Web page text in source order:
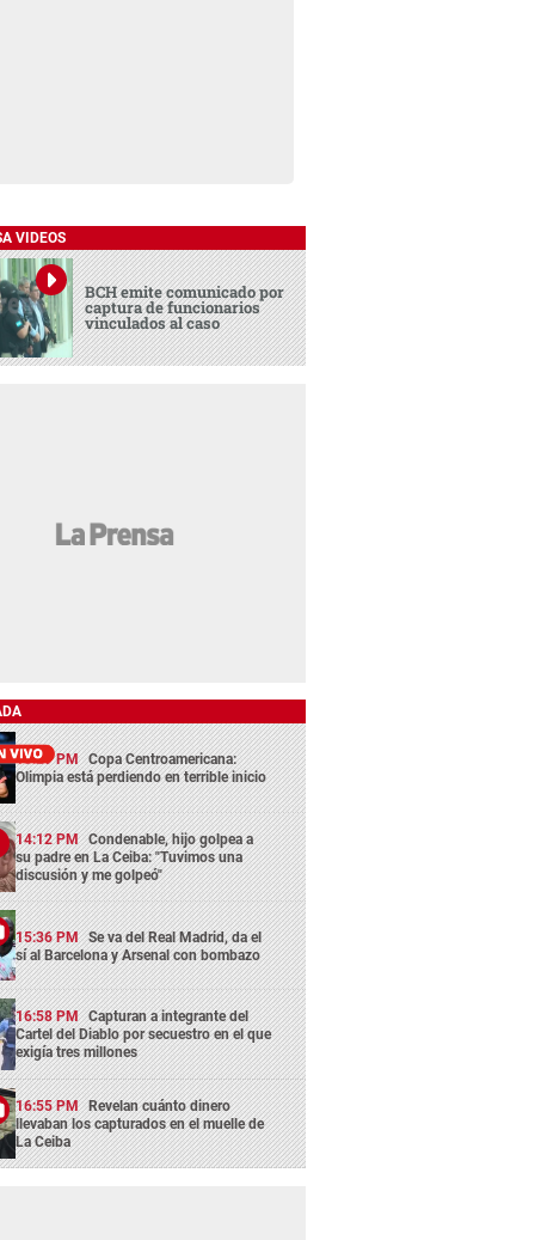
VIDEOS
BCH emite comunicado por
captura de funcionarios
vinculados al caso
13:29 PM Copa Centroamericana:
Olimpia está perdiendo en terrible inicio
14:12 PM Condenable, hijo golpea a
su padre en La Ceiba: "Tuvimos una
discusión y me golpeó"
15:36 PM Se va del Real Madrid, da el
sí al Barcelona y Arsenal con bombazo
16:58 PM Capturan a integrante del
Cartel del Diablo por secuestro en el que
exigía tres millones
16:55 PM Revelan cuánto dinero
llevaban los capturados en el muelle de
La Ceiba